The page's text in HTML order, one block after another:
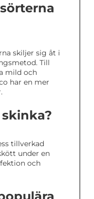
skiljer sig åt i
Till
mild och
har en mer
tillverkad
under en
och